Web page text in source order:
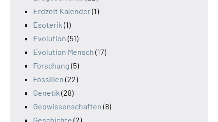
Erdzeit Kalender(1)
Esoterik (1)
Evolution (51)
Evolution Mensch (17)
Forschung (5)
Fossilien (22)
Genetik (28)
Geowissenschaften (8)
Geschichte (2)